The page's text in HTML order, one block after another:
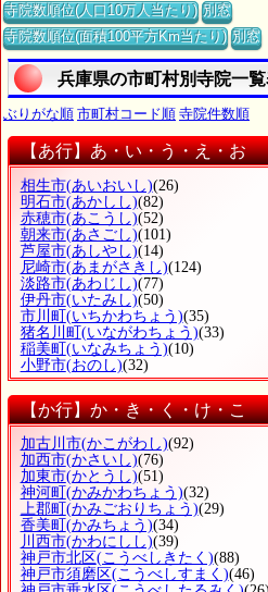
寺院数順位(人口10万人当たり) 別窓
寺院数順位(面積100平方Km当たり) 別窓
兵庫県の市町村別寺院一覧
ぶりがな順 市町村コード順 寺院件数順
【あ行】あ・い・う・え・お
相生市(あいおいし)(26)
明石市(あかしし)(82)
赤穂市(あこうし)(52)
朝来市(あさごし)(101)
芦屋市(あしやし)(14)
尼崎市(あまがさきし)(124)
淡路市(あわじし)(77)
伊丹市(いたみし)(50)
市川町(いちかわちょう)(35)
猪名川町(いながわちょう)(33)
稲美町(いなみちょう)(10)
小野市(おのし)(32)
【か行】か・き・く・け・こ
加古川市(かこがわし)(92)
加西市(かさいし)(76)
加東市(かとうし)(51)
神河町 (かみかわちょう)(32)
上郡町 (かみごおりちょう)(29)
香美町 (かみちょう)(34)
川西市(かわにしし)(39)
神戸市北区(こうべしきたく)(88)
神戸市須磨区(こうべしすまく)